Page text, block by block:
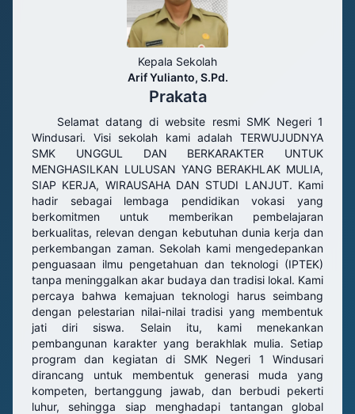
Kepala Sekolah
Arif Yulianto, S.Pd.
Prakata
Selamat datang di website resmi SMK Negeri 1
Windusari. Visi sekolah kami adalah TERWUJUDNYA
SMK UNGGUL DAN BERKARAKTER UNTUK
MENGHASILKAN LULUSAN YANG BERAKHLAK MULIA,
SIAP KERJA, WIRAUSAHA DAN STUDI LANJUT. Kami
hadir sebagai lembaga pendidikan vokasi yang
berkomitmen untuk memberikan pembelajaran
berkualitas, relevan dengan kebutuhan dunia kerja dan
perkembangan zaman. Sekolah kami mengedepankan
penguasaan ilmu pengetahuan dan teknologi (IPTEK)
tanpa meninggalkan akar budaya dan tradisi lokal. Kami
percaya bahwa kemajuan teknologi harus seimbang
dengan pelestarian nilai-nilai tradisi yang membentuk
jati diri siswa. Selain itu, kami menekankan
pembangunan karakter yang berakhlak mulia. Setiap
program dan kegiatan di SMK Negeri 1 Windusari
dirancang untuk membentuk generasi muda yang
kompeten, bertanggung jawab, dan berbudi pekerti
luhur, sehingga siap menghadapi tantangan global